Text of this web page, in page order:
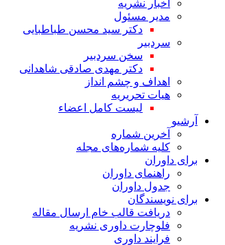
اخبار نشریه
مدیر مسئول
دکتر سید محسن طباطبایی
سردبیر
سخن سردبیر
دکتر مهدی صادقی شاهدانی
اهداف و چشم انداز
هیات تحریریه
لیست کامل اعضاء
آرشیو
آخرین شماره
کلیه شماره‌های مجله
برای داوران
راهنمای داوران
جدول داوران
برای نویسندگان
دریافت قالب خام ارسال مقاله
فلوچارت داوری نشریه
فرایند داوری